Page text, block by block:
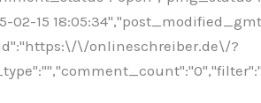
15
\/onlineschreiber.de\/?